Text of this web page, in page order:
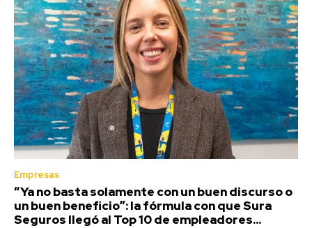
Empresas
“Ya no basta solamente con un buen discurso o
un buen beneficio”: la fórmula con que Sura
Seguros llegó al Top 10 de empleadores...